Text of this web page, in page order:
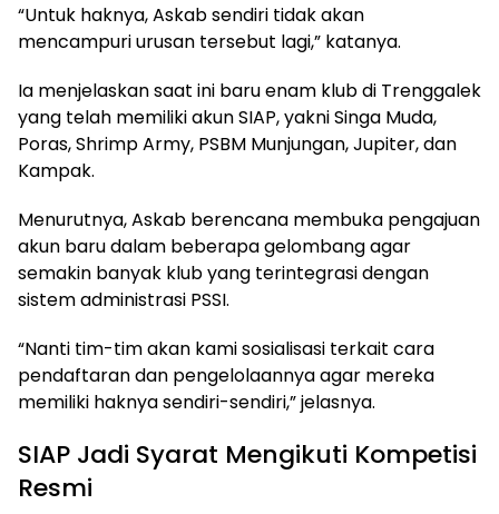
“Untuk haknya, Askab sendiri tidak akan
mencampuri urusan tersebut lagi,” katanya.
Ia menjelaskan saat ini baru enam klub di Trenggalek
yang telah memiliki akun SIAP, yakni Singa Muda,
Poras, Shrimp Army, PSBM Munjungan, Jupiter, dan
Kampak.
Menurutnya, Askab berencana membuka pengajuan
akun baru dalam beberapa gelombang agar
semakin banyak klub yang terintegrasi dengan
sistem administrasi PSSI.
“Nanti tim-tim akan kami sosialisasi terkait cara
pendaftaran dan pengelolaannya agar mereka
memiliki haknya sendiri-sendiri,” jelasnya.
SIAP Jadi Syarat Mengikuti Kompetisi
Resmi